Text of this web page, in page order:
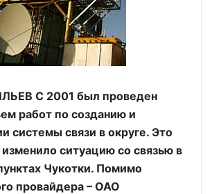
C 2001 был проведен
работ по созданию и
системы связи в округе. Это
ситуацию со связью в
Чукотки. Помимо
провайдера – ОАО